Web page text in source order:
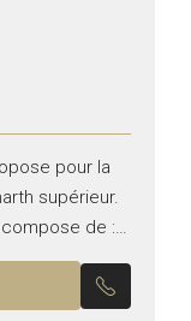
pour la
supérieur.
compose de :